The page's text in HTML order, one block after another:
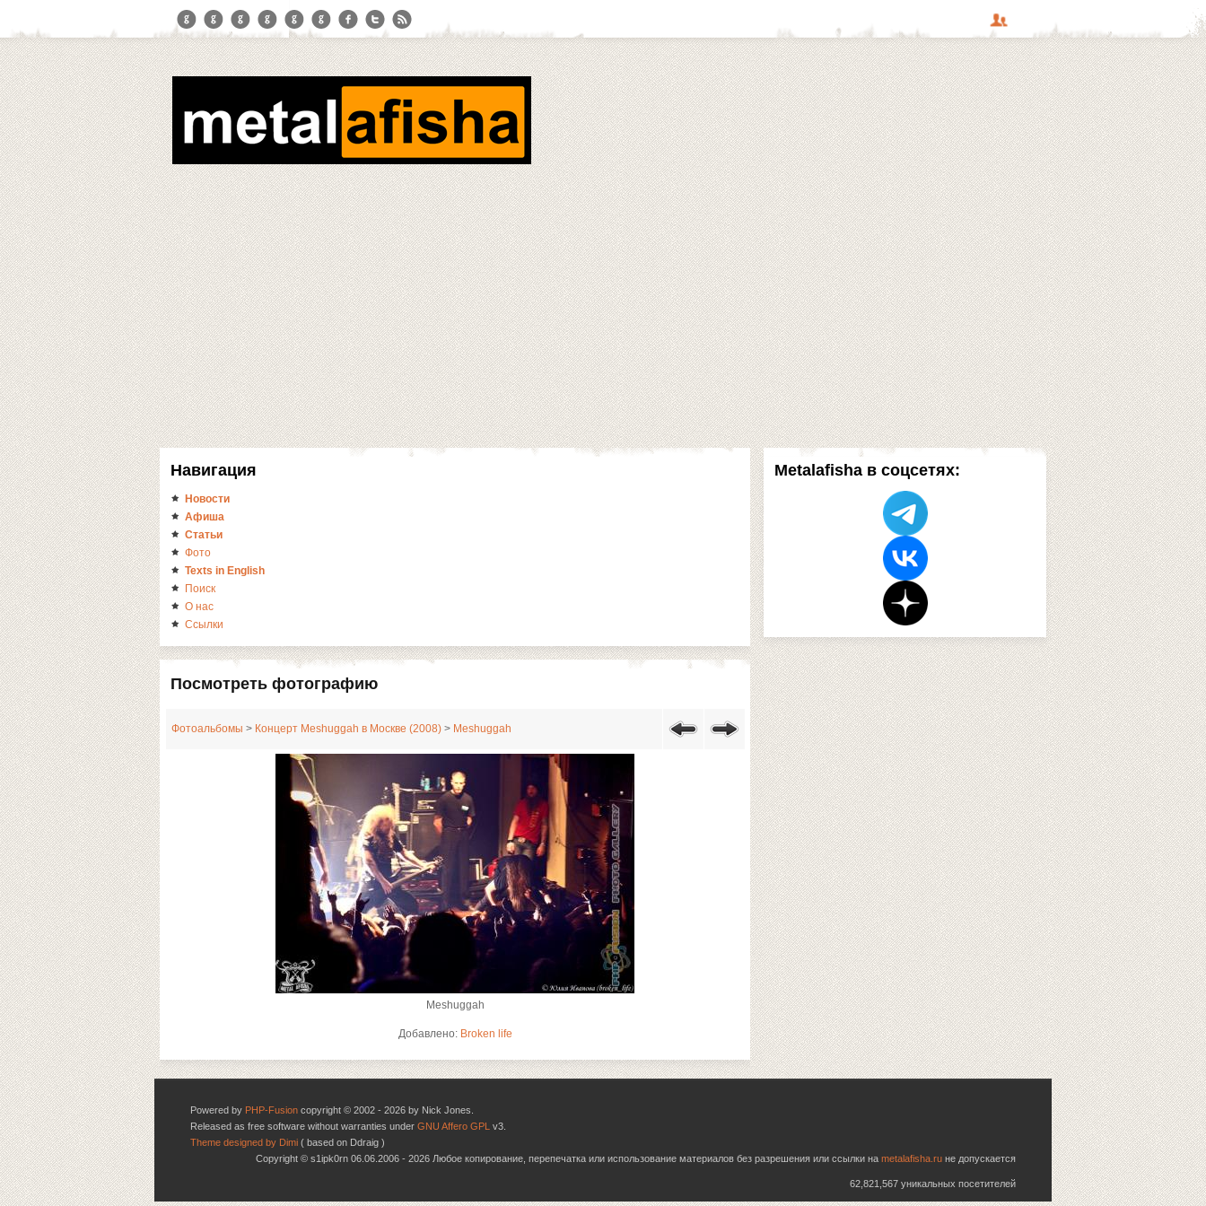
Metalafisha в соцсетях:
Навигация
Новости
Афиша
Статьи
Фото
Texts in English
Поиск
О нас
Ссылки
Посмотреть фотографию
Фотоальбомы > Концерт Meshuggah в Москве (2008) > Meshuggah
Meshuggah
Добавлено: Broken life
Powered by PHP-Fusion copyright © 2002 - 2026 by Nick Jones.
Released as free software without warranties under GNU Affero GPL v3.
Theme designed by Dimi ( based on Ddraig )
Copyright © s1ipk0rn 06.06.2006 - 2026 Любое копирование, перепечатка или использование материалов без разрешения или ссылки на metalafisha.ru не допускается
62,821,567 уникальных посетителей